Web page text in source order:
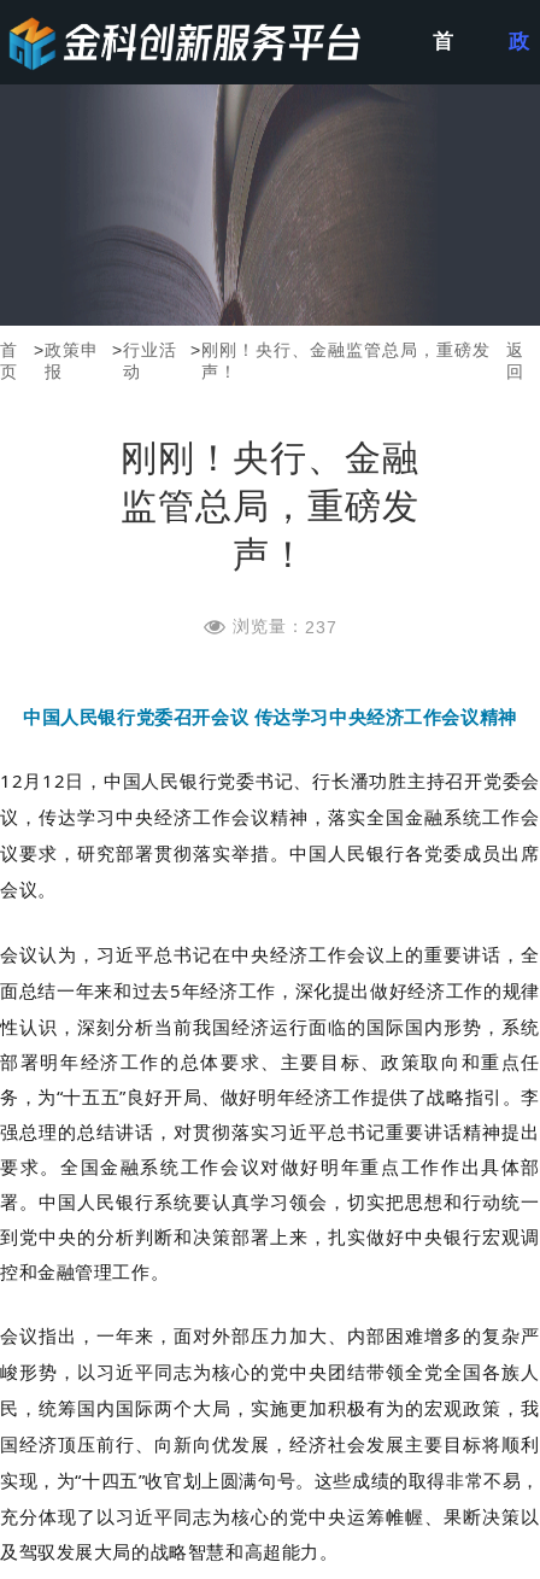
首 政
首
页
>政策申
报
>行业活
动
>刚刚！央行、金融监管总局，重磅发
声！
返
回
刚刚！央行、金融
监管总局，重磅发
声！
浏览量： 237
中国人民银行党委召开会议 传达学习中央经济工作会议精神
12月 12日，中国人民银行党委书记、行长潘功胜主持召开党委会
议，传达学习中央经济工作会议精神，落实全国金融系统工作会
议要求，研究部署贯彻落实举措。中国人民银行各党委成员出席
会议。
会议认为 ，习近平总书记在中央经济工作会议上的重要讲话 ，全
面总结一年来和过去5年经济工作，深化提出做好经济工作的规律
性认识，深刻分析当前我国经济运行面临的国际国内形势，系统
部署明年经济工作的总体要求、主要目标、政策取向和重点任
务，为“十五五”良好开局、做好明年经济工作提供了战略指引。李
强总理的总结讲话，对贯彻落实习近平总书记重要讲话精神提出
要求。全国金融系统工作会议对做好明年重点工作作出具体部
署。中国人民银行系统要认真学习领会，切实把思想和行动统一
到党中央的分析判断和决策部署上来，扎实做好中央银行宏观调
控和金融管理工作。
会议指出 ，一年来，面对外部压力加大、内部困难增多的复杂严
峻形势，以习近平同志为核心的党中央团结带领全党全国各族人
民，统筹国内国际两个大局，实施更加积极有为的宏观政策，我
国经济顶压前行、向新向优发展，经济社会发展主要目标将顺利
实现，为“十四五”收官划上圆满句号。这些成绩的取得非常不易，
充分体现了以习近平同志为核心的党中央运筹帷幄、果断决策以
及驾驭发展大局的战略智慧和高超能力。